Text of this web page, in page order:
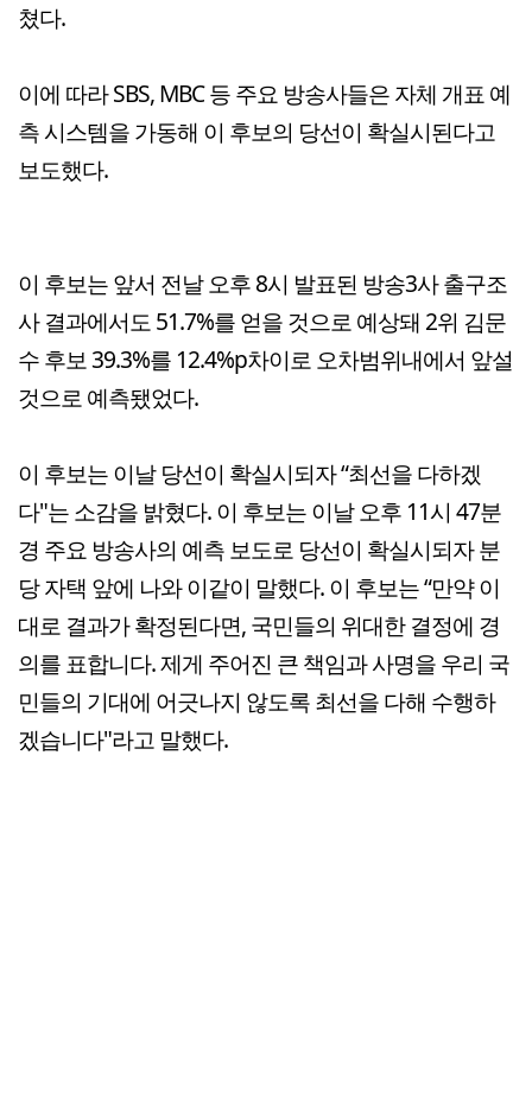
쳤다.
이에 따라 SBS, MBC 등 주요 방송사들은 자체 개표 예
측 시스템을 가동해 이 후보의 당선이 확실시된다고
보도했다.
이 후보는 앞서 전날 오후 8시 발표된 방송3사 출구조
사 결과에서도 51.7%를 얻을 것으로 예상돼 2위 김문
수 후보 39.3%를 12.4%p차이로 오차범위내에서 앞설
것으로 예측됐었다.
이 후보는 이날 당선이 확실시되자 “최선을 다하겠
다"는 소감을 밝혔다. 이 후보는 이날 오후 11시 47분
경 주요 방송사의 예측 보도로 당선이 확실시되자 분
당 자택 앞에 나와 이같이 말했다. 이 후보는 “만약 이
대로 결과가 확정된다면, 국민들의 위대한 결정에 경
의를 표합니다. 제게 주어진 큰 책임과 사명을 우리 국
민들의 기대에 어긋나지 않도록 최선을 다해 수행하
겠습니다"라고 말했다.